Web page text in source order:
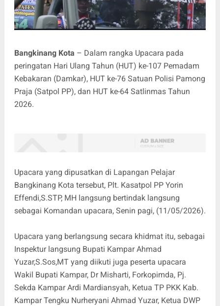
Bangkinang Kota – Dalam rangka Upacara pada
peringatan Hari Ulang Tahun (HUT) ke-107 Pemadam
Kebakaran (Damkar), HUT ke-76 Satuan Polisi Pamong
Praja (Satpol PP), dan HUT ke-64 Satlinmas Tahun
2026.
Upacara yang dipusatkan di Lapangan Pelajar
Bangkinang Kota tersebut, Plt. Kasatpol PP Yorin
Effendi,S.STP, MH langsung bertindak langsung
sebagai Komandan upacara, Senin pagi, (11/05/2026).
Upacara yang berlangsung secara khidmat itu, sebagai
Inspektur langsung Bupati Kampar Ahmad
Yuzar,S.Sos,MT yang diikuti juga peserta upacara
Wakil Bupati Kampar, Dr Misharti, Forkopimda, Pj.
Sekda Kampar Ardi Mardiansyah, Ketua TP PKK Kab.
Kampar Tengku Nurheryani Ahmad Yuzar, Ketua DWP